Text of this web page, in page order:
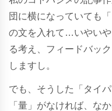
団に横になっていても
の文を入れて…いやい
る考え、フィードバッ
しますし。
でも、そうした「タイ
「量」がなければ、な